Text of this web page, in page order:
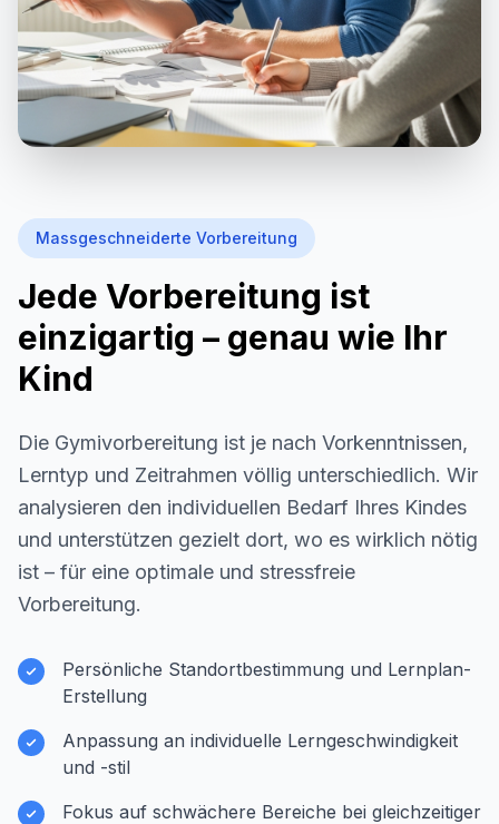
Massgeschneiderte Vorbereitung
Jede Vorbereitung ist
einzigartig – genau wie Ihr
Kind
Die Gymivorbereitung ist je nach Vorkenntnissen,
Lerntyp und Zeitrahmen völlig unterschiedlich. Wir
analysieren den individuellen Bedarf Ihres Kindes
und unterstützen gezielt dort, wo es wirklich nötig
ist – für eine optimale und stressfreie
Vorbereitung.
Persönliche Standortbestimmung und Lernplan-
Erstellung
Anpassung an individuelle Lerngeschwindigkeit
und -stil
Fokus auf schwächere Bereiche bei gleichzeitiger